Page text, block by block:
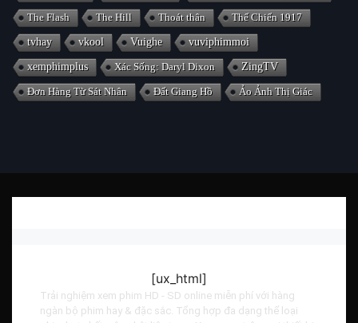
The Flash The Hill Thoát thân Thế Chiến 1917
tvhay vkool Vuighe vuviphimmoi
xemphimplus Xác Sống: Daryl Dixon ZingTV
Đơn Hàng Từ Sát Nhân Đất Giang Hồ Ảo Ảnh Thị Giác